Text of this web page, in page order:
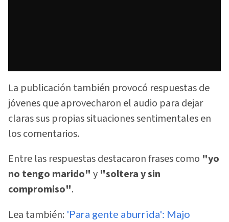
La publicación también provocó respuestas de
jóvenes que aprovecharon el audio para dejar
claras sus propias situaciones sentimentales en
los comentarios.
Entre las respuestas destacaron frases como "yo
no tengo marido" y "soltera y sin
compromiso".
Lea también: 'Para gente aburrida': Majo